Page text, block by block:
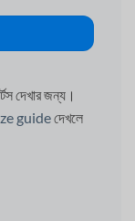
দেখার জন্য।
guideদেখলে